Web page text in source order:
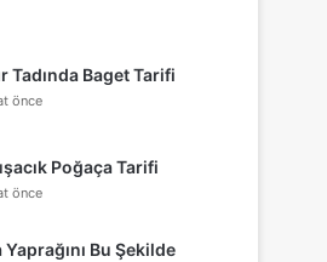
Tadında Baget Tarifi
önce
Poğaça Tarifi
önce
Bu Şekilde